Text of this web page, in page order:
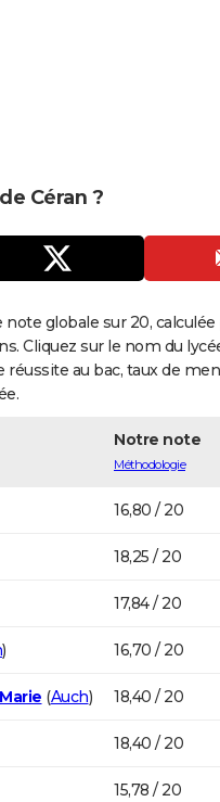
Céran ?
globale sur 20,
Cliquez sur le nom du
au bac, taux de
Notre note
Méthodologie
16,80 / 20
18,25 / 20
17,84 / 20
) 16,70 / 20
(Auch) 18,40 / 20
18,40 / 20
15,78 / 20